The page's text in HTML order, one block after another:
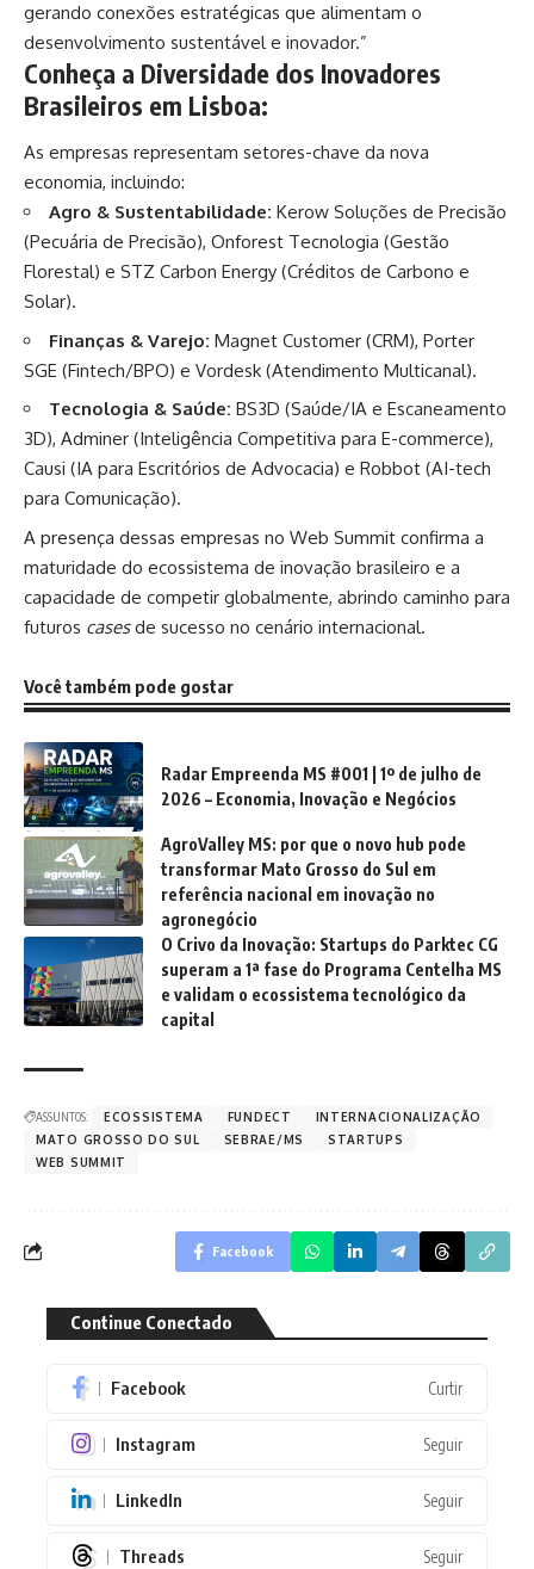
gerando conexões estratégicas que alimentam o
desenvolvimento sustentável e inovador.”
Conheça a Diversidade dos Inovadores
Brasileiros em Lisboa:
As empresas representam setores-chave da nova
economia, incluindo:
Agro & Sustentabilidade: Kerow Soluções de Precisão
(Pecuária de Precisão), Onforest Tecnologia (Gestão
Florestal) e STZ Carbon Energy (Créditos de Carbono e
Solar).
Finanças & Varejo: Magnet Customer (CRM), Porter
SGE (Fintech/BPO) e Vordesk (Atendimento Multicanal).
Tecnologia & Saúde: BS3D (Saúde/IA e Escaneamento
3D), Adminer (Inteligência Competitiva para E-commerce),
Causi (IA para Escritórios de Advocacia) e Robbot (AI-tech
para Comunicação).
A presença dessas empresas no Web Summit confirma a
maturidade do ecossistema de inovação brasileiro e a
capacidade de competir globalmente, abrindo caminho para
futuros casesde sucesso no cenário internacional.
Você também pode gostar
Radar Empreenda MS #001 | 1º de julho de
2026 – Economia, Inovação e Negócios
AgroValley MS: por que o novo hub pode
transformar Mato Grosso do Sul em
referência nacional em inovação no
agronegócio
O Crivo da Inovação: Startups do Parktec CG
superam a 1ª fase do Programa Centelha MS
e validam o ecossistema tecnológico da
capital
ASSUNTOS: ECOSSISTEMA FUNDECT
INTERNACIONALIZAÇÃO
MATO GROSSO DO SUL
SEBRAE/MS
STARTUPS
WEB SUMMIT
Facebook
Continue Conectado
Facebook Curtir
Instagram Seguir
LinkedIn Seguir
Threads Seguir